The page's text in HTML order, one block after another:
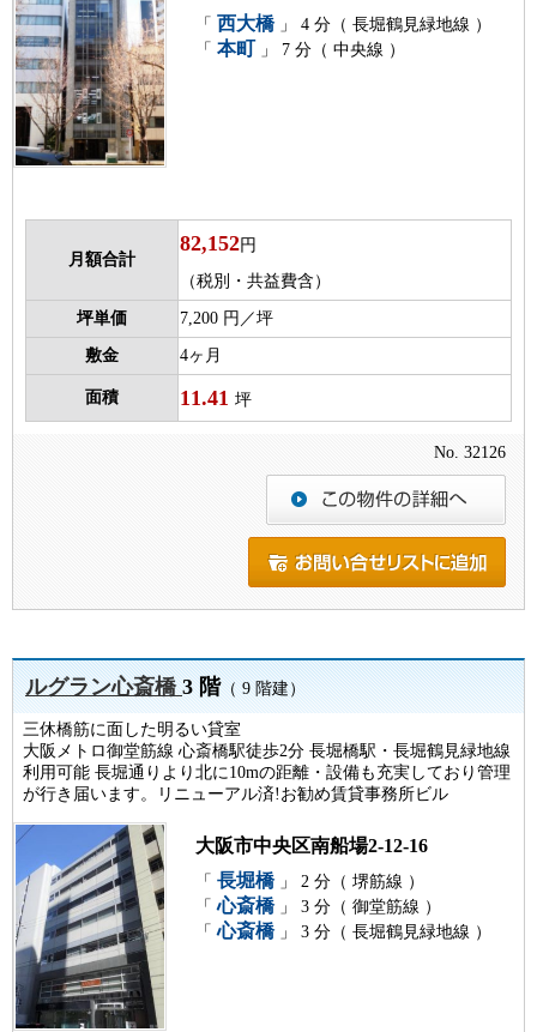
「 西大橋 」 4 分（ 長堀鶴見緑地線 ）
「 本町 」 7 分（ 中央線 ）
月額合計
82,152円
（税別・共益費含）
坪単価 7,200 円／坪
敷金 4ヶ月
面積 11.41 坪
No. 32126
ルグラン心斎橋3 階（ 9 階建）
三休橋筋に面した明るい貸室
大阪メトロ御堂筋線 心斎橋駅徒歩2分 長堀橋駅・長堀鶴見緑地線
利用可能 長堀通りより北に10mの距離・設備も充実しており管理
が行き届います。リニューアル済!お勧め賃貸事務所ビル
大阪市中央区南船場2-12-16
「 長堀橋 」 2 分（ 堺筋線 ）
「 心斎橋 」 3 分（ 御堂筋線 ）
「 心斎橋 」 3 分（ 長堀鶴見緑地線 ）